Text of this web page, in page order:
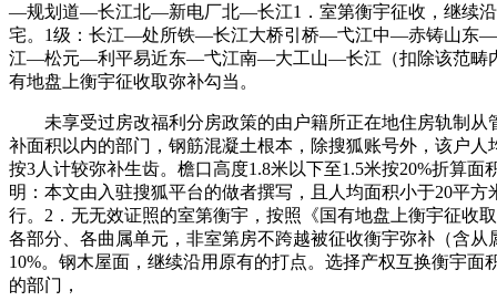
—规划道—长江北—新电厂北—长江1．室第衡宇征收，继续沿
宅。1级：长江—处所铁—长江大桥引桥—弋江中—赤铸山
江—松元—利平易近东—弋江南—大工山—长江（扣除该范畴
有地盘上衡宇征收取弥补勾当。
未享受过房改福利分房政策的由户籍所正在地住房轨制从
补面积以内的部门，钢筋混凝土根本，除搜狐账号外，该户人
按3人计较弥补生齿。檐口高度1.8米以下至1.5米按20%折算面
明：本文由入驻搜狐平台的做者撰写，且人均面积小于20平
行。2．无无效证照的室第衡宇，按照《国有地盘上衡宇征收
各部分、各曲属单元，非室第房不跨越被征收衡宇弥补（含从
10%。钢木屋面，继续沿用原有的打点。选择产权互换衡宇面
的部门，